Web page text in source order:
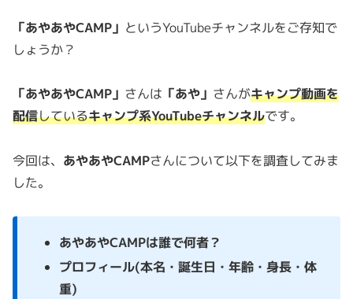
「あやあやCAMP」 というYouTubeチャンネルをご存知で
しょうか？
「あやあやCAMP」 さんは 「あや」 さんがキャンプ動画を
配信しているキャンプ系YouTubeチャンネルです。
今回は、 あやあやCAMPさんについて以下を調査してみま
した。
あやあやCAMPは誰で何者？
プロフィール(本名・誕生日・年齢・身長・体
重)